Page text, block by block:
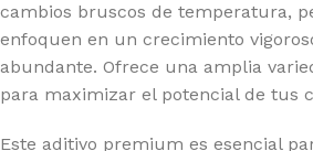
cambios bruscos de temperatura,
enfoquen en un crecimiento
abundante. Ofrece una amplia
para maximizar el potencial de tus
Este aditivo premium es esencial